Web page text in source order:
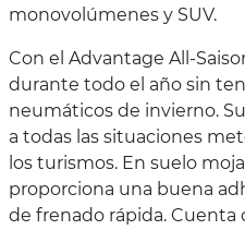
monovolúmenes y SUV.
Con el Advantage All-
durante todo el año sin
neumáticos de invierno.
a todas las situaciones
los turismos. En suelo
proporciona una buena
de frenado rápida. Cuenta